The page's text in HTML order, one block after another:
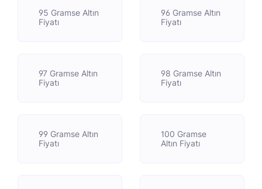
95 Gramse Altın
Fiyatı
96 Gramse Altın
Fiyatı
97 Gramse Altın
Fiyatı
98 Gramse Altın
Fiyatı
99 Gramse Altın
Fiyatı
100 Gramse
Altın Fiyatı